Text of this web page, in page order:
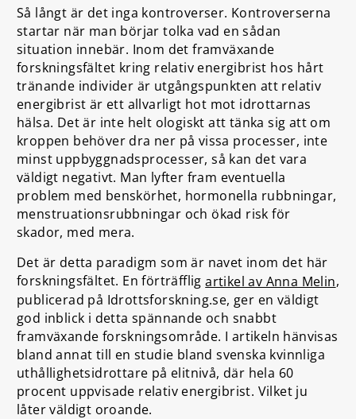
Så långt är det inga kontroverser. Kontroverserna
startar när man börjar tolka vad en sådan
situation innebär. Inom det framväxande
forskningsfältet kring relativ energibrist hos hårt
tränande individer är utgångspunkten att relativ
energibrist är ett allvarligt hot mot idrottarnas
hälsa. Det är inte helt ologiskt att tänka sig att om
kroppen behöver dra ner på vissa processer, inte
minst uppbyggnadsprocesser, så kan det vara
väldigt negativt. Man lyfter fram eventuella
problem med benskörhet, hormonella rubbningar,
menstruationsrubbningar och ökad risk för
skador, med mera.
Det är detta paradigm som är navet inom det här
forskningsfältet. En förträffligartikel av Anna Melin,
publicerad på Idrottsforskning.se, ger en väldigt
god inblick i detta spännande och snabbt
framväxande forskningsområde. I artikeln hänvisas
bland annat till en studie bland svenska kvinnliga
uthållighetsidrottare på elitnivå, där hela 60
procent uppvisade relativ energibrist. Vilket ju
låter väldigt oroande.